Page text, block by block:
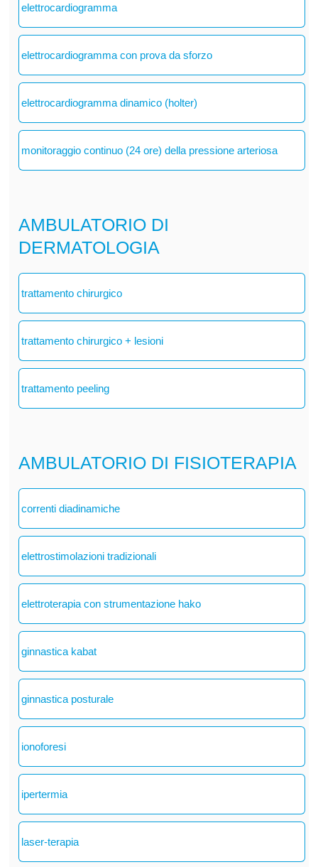
elettrocardiogramma
elettrocardiogramma con prova da sforzo
elettrocardiogramma dinamico (holter)
monitoraggio continuo (24 ore) della pressione arteriosa
AMBULATORIO DI
DERMATOLOGIA
trattamento chirurgico
trattamento chirurgico + lesioni
trattamento peeling
AMBULATORIO DI FISIOTERAPIA
correnti diadinamiche
elettrostimolazioni tradizionali
elettroterapia con strumentazione hako
ginnastica kabat
ginnastica posturale
ionoforesi
ipertermia
laser-terapia